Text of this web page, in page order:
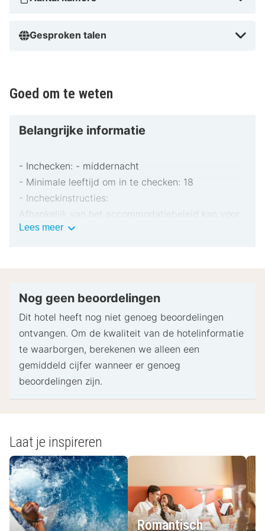
Gesproken talen
Goed om te weten
Belangrijke informatie
- Inchecken: - middernacht
- Minimale leeftijd om in te checken: 18
- Incheckinstructies:
Afhankelijk van het accommodatiebeleid kan voor
extra personen een toeslag in rekening worden
pinpas of borgsom in contanten te verstrekken
Speciale verzoeken worden onder voorbehoud van
beschikbaarheid bij het inchecken ingewilligd.
Hiervoor kunnen extra kosten in rekening worden
gebracht. Speciale verzoeken kunnen niet worden
gegarandeerd.
Contactloos betalen is mogelijk
De accommodatie beschikt over de volgende
veiligheidsvoorzieningen: brandblusser,
rookmelder, beveiligingssysteem, EHBO-doos en
raambeveiliging.
Lees meerBelangrijke
Nog geen beoordelingen
Dit hotel heeft nog niet genoeg beoordelingen
ontvangen. Om de kwaliteit van de hotelinformatie
te waarborgen, berekenen we alleen een
gemiddeld cijfer wanneer er genoeg
beoordelingen zijn.
Laat je inspireren
Romantisch